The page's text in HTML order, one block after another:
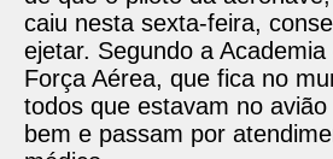
caiu nesta sexta-feira,
ejetar. Segundo a Academia
Força Aérea, que fica no
todos que estavam no
bem e passam por